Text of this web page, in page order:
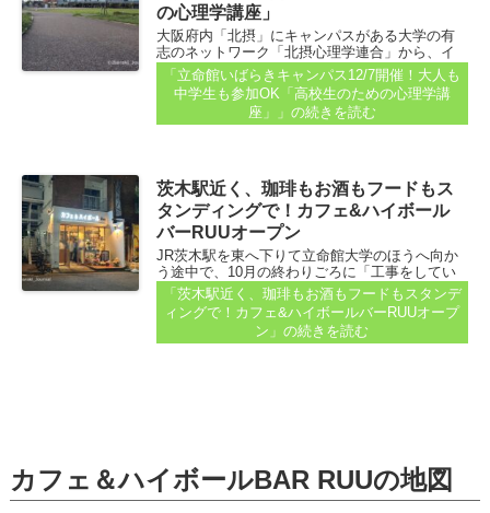
の心理学講座」
大阪府内「北摂」にキャンパスがある大学の有
志のネットワーク「北摂心理学連合」から、イ
ベントのお知らせがダッシュで届きました。明
日、12月7日開催です！！ なかなか貴重な講座で
すよ、コレ...
「立命館いばらきキャンパス12/7開催！大人も
中学生も参加OK「高校生のための心理学講
座」」 の続きを読む
茨木駅近く、珈琲もお酒もフードもス
タンディングで！カフェ&ハイボール
バーRUUオープン
JR茨木駅を東へ下りて立命館大学のほうへ向か
う途中で、10月の終わりごろに「工事をしてい
るなぁ」という場所がありました。 しばらくし
て行ってみたら、 おぉ！オープンしてた！ 先
日、読者さんからも投稿をいただいていました...
「茨木駅近く、珈琲もお酒もフードもスタンデ
ィングで！カフェ&ハイボールバーRUUオープ
ン」の続きを読む
カフェ＆ハイボールBAR RUUの地図